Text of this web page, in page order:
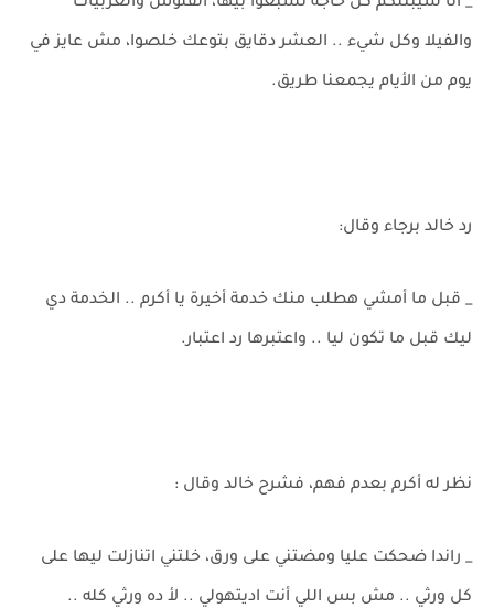
والفيلا وكل شيء .. العشر دقايق بتوعك خلصوا، مش عايز في
يوم من الأيام يجمعنا طريق.
رد خالد برجاء وقال:
_ قبل ما أمشي هطلب منك خدمة أخيرة يا أكرم .. الخدمة دي
ليك قبل ما تكون ليا .. واعتبرها رد اعتبار.
نظر له أكرم بعدم فهم، فشرح خالد وقال :
_ راندا ضحكت عليا ومضتني على ورق، خلتني اتنازلت ليها على
كل ورثي .. مش بس اللي أنت اديتهولي .. لأ ده ورثي كله ..